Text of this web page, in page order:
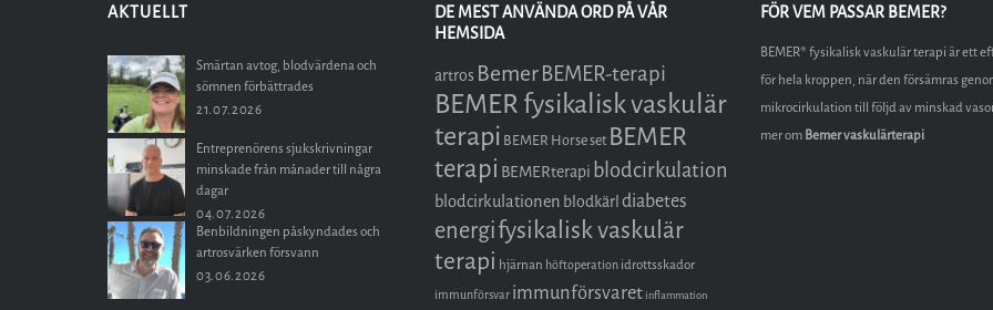
AKTUELLT
Smärtan avtog, blodvärdena och
sömnen förbättrades
21.07.2026
Entreprenörens sjukskrivningar
minskade från månader till några
dagar
04.07.2026
Benbildningen påskyndades och
artrosvärken försvann
03.06.2026
DE MEST ANVÄNDA ORD PÅ VÅR
HEMSIDA
artros BemerBEMER-terapi
BEMER fysikalisk vaskulär
terapi BEMER Horse set BEMER
terapi BEMERterapi blodcirkulation
blodcirkulationen blodkärldiabetes
energifysikalisk vaskulär
terapi hjärnan höftoperation idrottsskador
immunförsvar immunförsvaret inflammation
FÖR VEM PASSAR BEMER?
BEMER® fysikalisk vaskulär terapi är ett
för hela kroppen, när den försämras
mikrocirkulation till följd av minskad
mer omBemer vaskulärterapi